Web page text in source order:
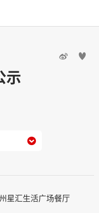
 
示

星汇生活广场餐厅